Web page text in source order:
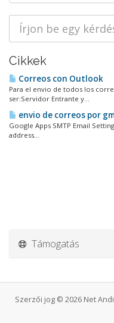
Cikkek
Correos con Outlook
Para el envio de todos los
ser:Servidor Entrante y...
envio de correos por
Google Apps SMTP Email
address...
Támogatás
Szerzői jog © 2026 Net